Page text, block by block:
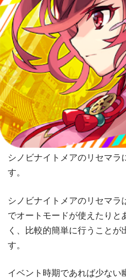
シノビナイトメアのリセマラ
す。
シノビナイトメアのリセマラ
でオートモードが使えたりと
く、比較的簡単に行うことが
す。
イベント時期であれば少ない